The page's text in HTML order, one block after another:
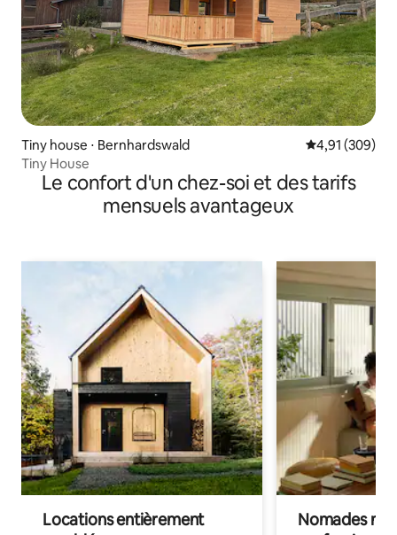
Tiny house ⋅ Bernhardswald Évaluation
4,91 (309)
Tiny House
Le confort d'un chez-soi et des tarifs
mensuels avantageux
Locations entièrement
Nomades